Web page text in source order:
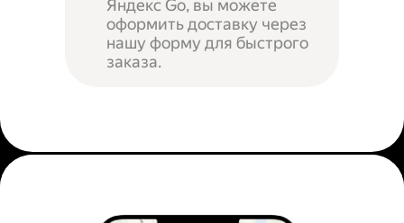
Яндекс Go, вы можете
оформить доставку через
нашу форму для быстрого
заказа.